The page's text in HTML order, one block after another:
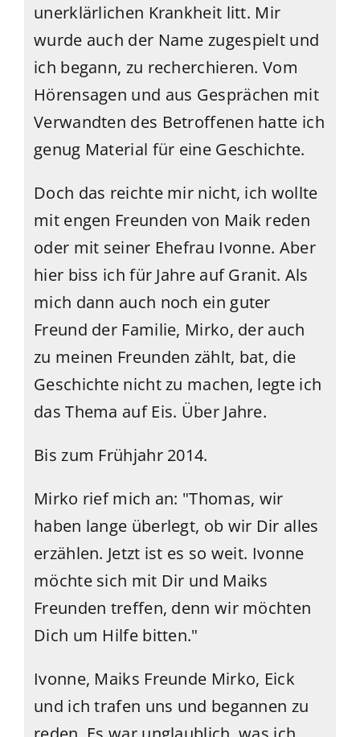
unerklärlichen Krankheit litt. Mir
wurde auch der Name zugespielt und
ich begann, zu recherchieren. Vom
Hörensagen und aus Gesprächen mit
Verwandten des Betroffenen hatte ich
genug Material für eine Geschichte.
Doch das reichte mir nicht, ich wollte
mit engen Freunden von Maik reden
oder mit seiner Ehefrau Ivonne. Aber
hier biss ich für Jahre auf Granit. Als
mich dann auch noch ein guter
Freund der Familie, Mirko, der auch
zu meinen Freunden zählt, bat, die
Geschichte nicht zu machen, legte ich
das Thema auf Eis. Über Jahre.
Bis zum Frühjahr 2014.
Mirko rief mich an: "Thomas, wir
haben lange überlegt, ob wir Dir alles
erzählen. Jetzt ist es so weit. Ivonne
möchte sich mit Dir und Maiks
Freunden treffen, denn wir möchten
Dich um Hilfe bitten."
Ivonne, Maiks Freunde Mirko, Eick
und ich trafen uns und begannen zu